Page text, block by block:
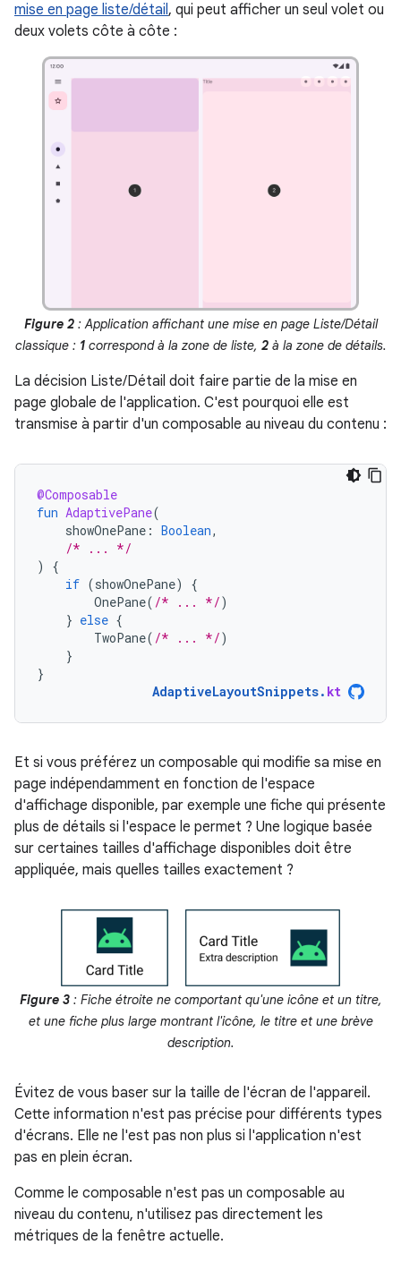
mise en page liste/détail, qui peut afficher un seul volet ou
deux volets côte à côte :
Figure 2: Application affichant une mise en page Liste/Détail
classique : 1correspond à la zone de liste, 2à la zone de détails.
La décision Liste/Détail doit faire partie de la mise en
page globale de l'application. C'est pourquoi elle est
transmise à partir d'un composable au niveau du contenu :
@Composable
fun AdaptivePane(
showOnePane : Boolean,
/* ... */
)
{
if (showOnePane)
{
OnePane( /* ... */)
} else {
TwoPane( /* ... */)
}
}
AdaptiveLayoutSnippets. kt
Et si vous préférez un composable qui modifie sa mise en
page indépendamment en fonction de l'espace
d'affichage disponible, par exemple une fiche qui présente
plus de détails si l'espace le permet ? Une logique basée
sur certaines tailles d'affichage disponibles doit être
appliquée, mais quelles tailles exactement ?
Figure 3: Fiche étroite ne comportant qu'une icône et un titre,
et une fiche plus large montrant l'icône, le titre et une brève
description.
Évitez de vous baser sur la taille de l'écran de l'appareil.
Cette information n'est pas précise pour différents types
d'écrans. Elle ne l'est pas non plus si l'application n'est
pas en plein écran.
Comme le composable n'est pas un composable au
niveau du contenu, n'utilisez pas directement les
métriques de la fenêtre actuelle.